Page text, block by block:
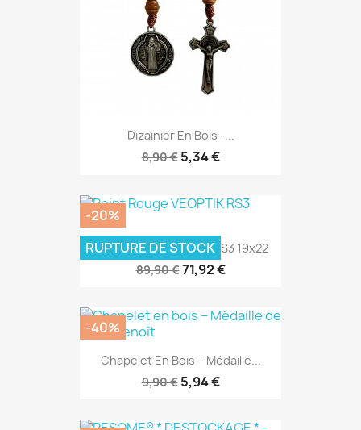
Dizainier En Bois -...
8,90 € 5,34 €
Point Rouge VEOPTIK RS3 19x22
89,90 €71,92 €
-20%
RUPTURE DE STOCK
Chapelet En Bois – Médaille...
9,90 € 5,94 €
-40%